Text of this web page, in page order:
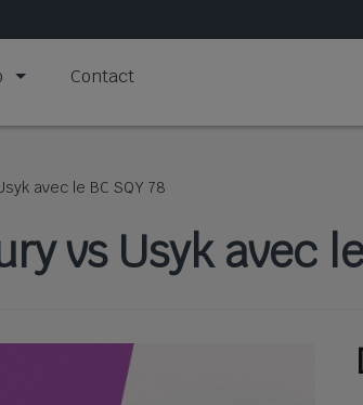
Contact
avec le BC SQY 78
vs Usyk avec le